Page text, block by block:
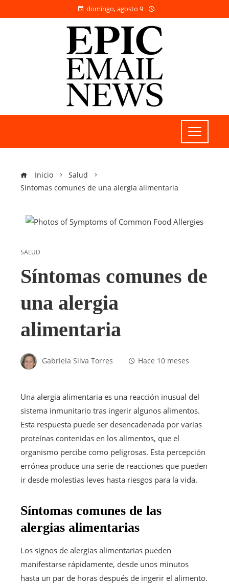
domingo, agosto 9
Inicio
Salud
Síntomas comunes de una alergia alimentaria
SALUD
Síntomas comunes de
una alergia
alimentaria
Gabriela Silva Torres Hace 10 meses
Una alergia alimentaria es una reacción inusual del
sistema inmunitario tras ingerir algunos alimentos.
Esta respuesta puede ser desencadenada por varias
proteínas contenidas en los alimentos, que el
organismo percibe como peligrosas. Esta percepción
errónea produce una serie de reacciones que pueden
ir desde molestias leves hasta riesgos para la vida.
Síntomas comunes de las
alergias alimentarias
Los signos de alergias alimentarias pueden
manifestarse rápidamente, desde unos minutos
hasta un par de horas después de ingerir el alimento.